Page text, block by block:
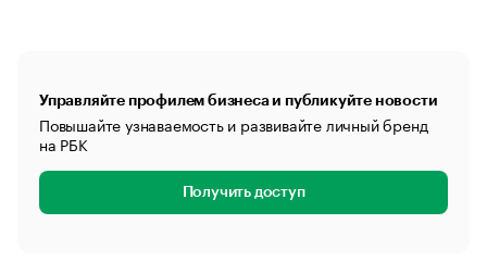
Управляйте профилем бизнеса и публикуйте новости
Повышайте узнаваемость и развивайте личный бренд
на РБК
Получить доступ